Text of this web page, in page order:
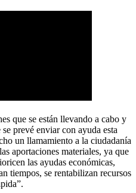
que se están llevando a cabo y
prevé enviar con ayuda esta
un llamamiento a la ciudadanía
aportaciones materiales, ya que
las ayudas económicas,
tiempos, se rentabilizan recursos